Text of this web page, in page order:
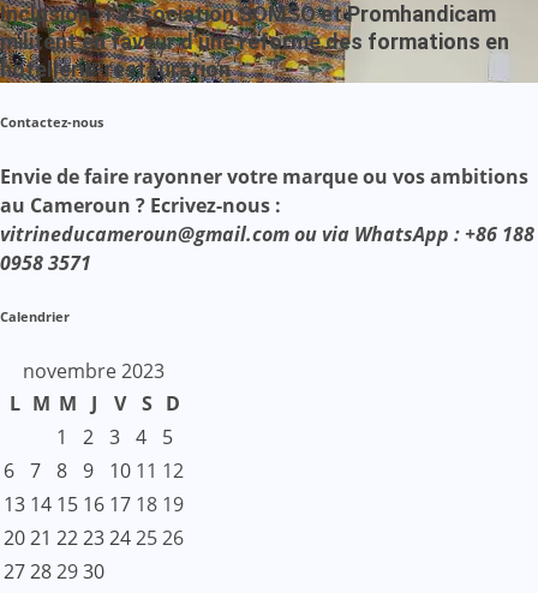
Inclusion : l’association SOMSO et Promhandicam
militent en faveur d’une réforme des formations en
hôtellerie-restauration
Contactez-nous
Envie de faire rayonner votre marque ou vos ambitions
au Cameroun ? Ecrivez-nous :
vitrineducameroun@gmail.com ou via WhatsApp : +86 188
0958 3571
Calendrier
novembre 2023
L M M J V S D
1
2 3 4
5
6 7 8 9 10 11 12
13 14 15 16 17 18 19
2021 2223242526
27282930